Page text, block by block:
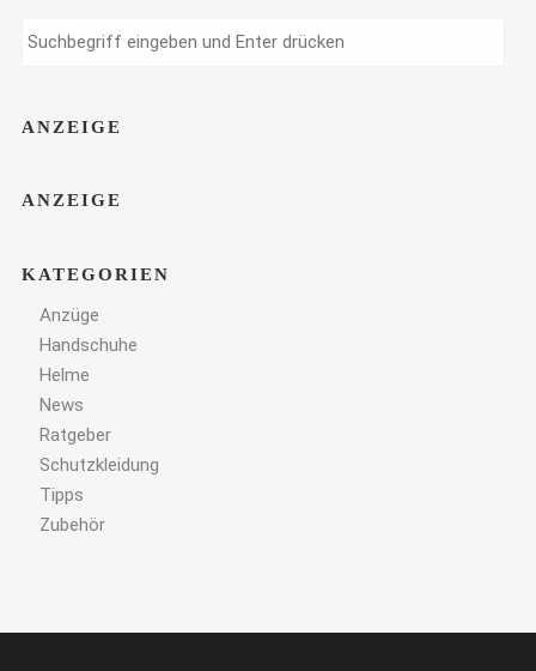
ANZEIGE
ANZEIGE
KATEGORIEN
Anzüge
Handschuhe
Helme
News
Ratgeber
Schutzkleidung
Tipps
Zubehör